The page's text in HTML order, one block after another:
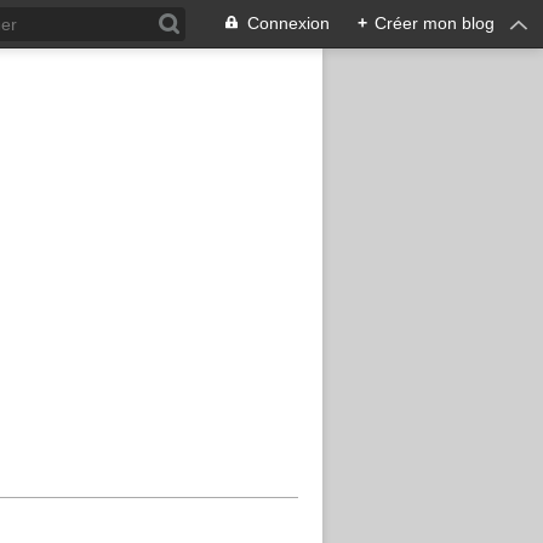
Connexion + Créer mon blog